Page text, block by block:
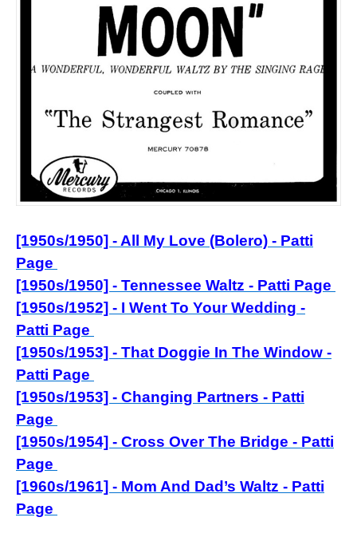
[1950s/1950] - All My Love (Bolero) - Patti
Page
[1950s/1950] - Tennessee Waltz - Patti Page
[1950s/1952] - I Went To Your Wedding -
Patti Page
[1950s/1953] - That Doggie In The Window -
Patti Page
[1950s/1953] - Changing Partners - Patti
Page
[1950s/1954] - Cross Over The Bridge - Patti
Page
[1960s/1961] - Mom And Dad’s Waltz - Patti
Page